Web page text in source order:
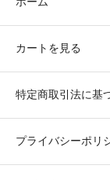
カートを見る
特定商取引法に基
プライバシーポリ